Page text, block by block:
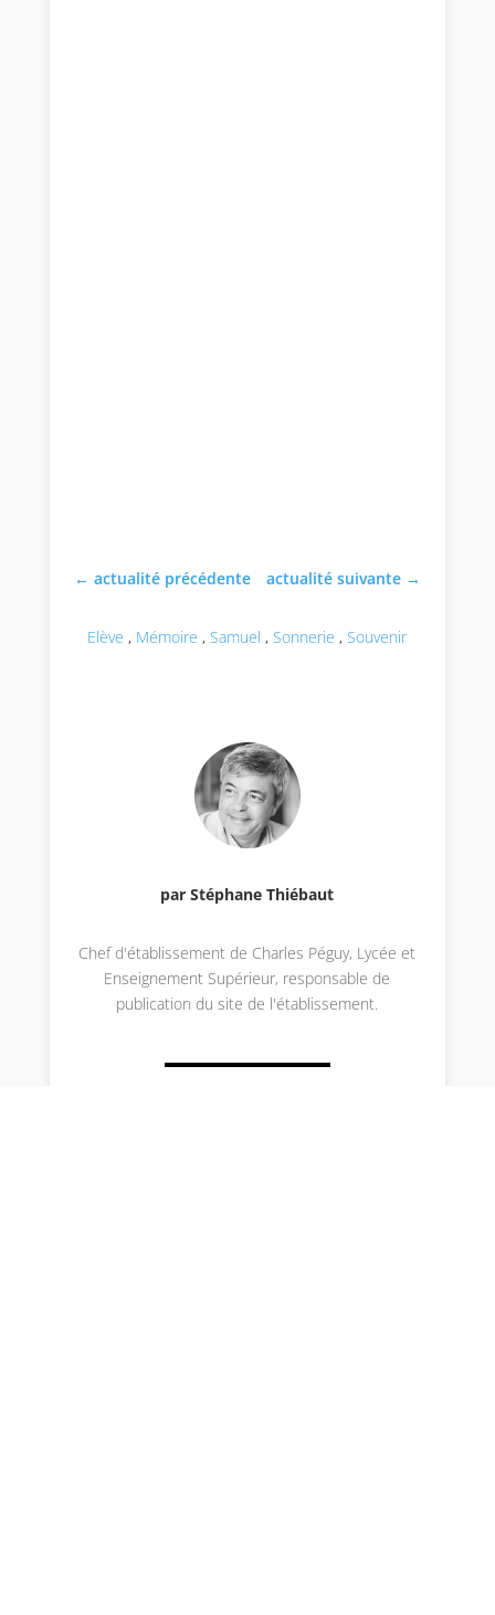
←actualité précédente actualité suivante→
Elève , Mémoire ,Samuel ,Sonnerie ,Souvenir
par Stéphane Thiébaut
Chef d'établissement de Charles Péguy, Lycée et
Enseignement Supérieur, responsable de
publication du site de l'établissement.